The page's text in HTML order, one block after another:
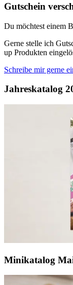
Gutschein
Du möchtest einem
Gerne stelle ich
up Produkten
Schreibe mir gerne
Jahreskatalog
Minikatalog